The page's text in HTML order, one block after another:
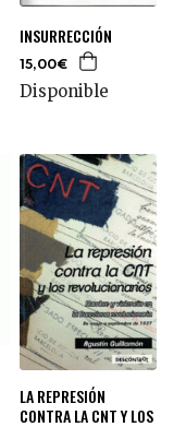
INSURRECCIÓN
15,00€
Disponible
LA REPRESIÓN
CONTRA LA CNT Y LOS